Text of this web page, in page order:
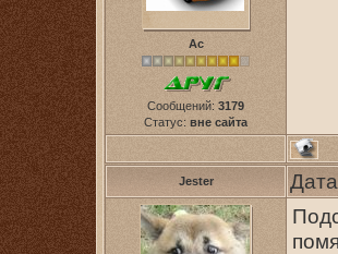
Ас
Сообщений: 3179
Статус: вне сайта
Jester